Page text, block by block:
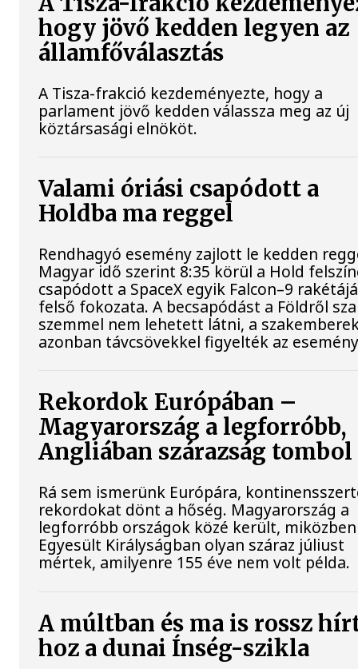
hogy jövő kedden legyen az
államfőválasztás
A Tisza-frakció kezdeményezte, hogy a
parlament jövő kedden válassza meg az új
köztársasági elnököt.
Valami óriási csapódott a
Holdba ma reggel
Rendhagyó esemény zajlott le kedden
Magyar idő szerint 8:35 körül a Hold
csapódott a SpaceX egyik Falcon–9
felső fokozata. A becsapódást a Földről
szemmel nem lehetett látni, a
azonban távcsövekkel figyelték az
Rekordok Európában –
Magyarország a legforróbb,
Angliában szárazság tombol
Rá sem ismerünk Európára,
rekordokat dönt a hőség. Magyarország a
legforróbb országok közé került,
Egyesült Királyságban olyan száraz júliust
mértek, amilyenre 155 éve nem volt példa.
A múltban és ma is rossz
hoz a dunai Ínség-szikla